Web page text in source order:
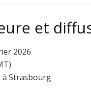
et
2026
à Strasbourg